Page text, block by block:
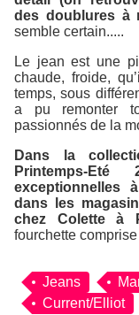
des doublures à
semble certain.....
Le jean est une
chaude, froide,
temps, sous
a pu remonter
passionnés de la
Dans la
Printemps-
exceptionnelles
dans les
chez Colette à
fourchette
Jeans
Current/Elliot